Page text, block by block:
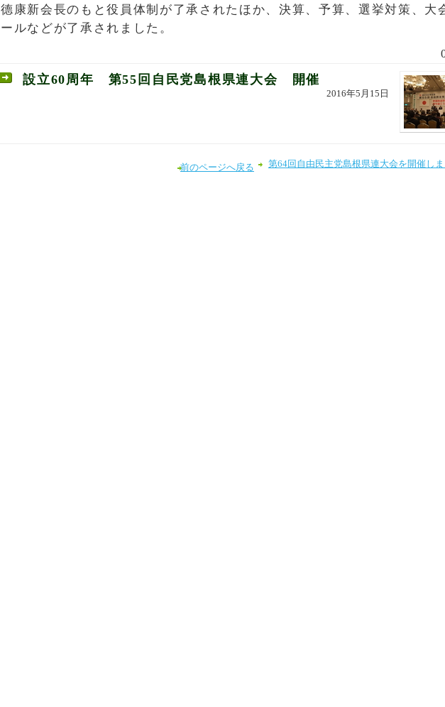
德康新会長のもと役員体制が了承されたほか、決算、予算、選挙対策、大
ールなどが了承されました。
設立60周年 第55回自民党島根県連大会 開催
2016年5月15日
第64回自由民主党島根県連大会を開催し
前のページへ戻る